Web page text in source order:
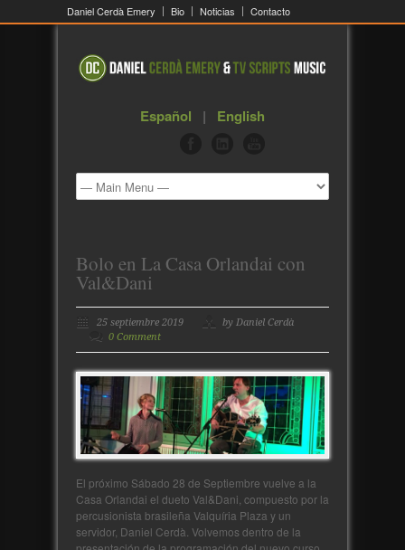
Daniel Cerdà Emery Bio Noticias Contacto
Español | English
Bolo en La Casa Orlandai con
Val&Dani
25 septiembre 2019
by Daniel Cerdà
0 Comment
El próximo Sábado 28 de Septiembre vuelve a la
Casa Orlandai el dueto Val&Dani, compuesto por la
percusionista brasileña Valquíria Plaza y un
servidor, Daniel Cerdà. Volvemos dentro de la